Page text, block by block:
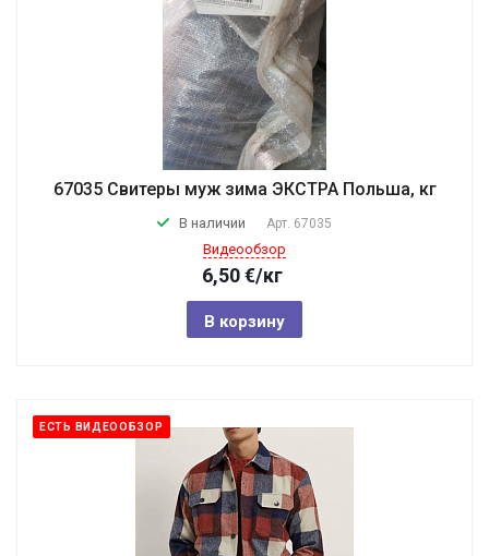
67035 Свитеры муж зима ЭКСТРА Польша, кг
В наличии Арт. 67035
Видеообзор
6,50€/кг
В корзину
ЕСТЬ ВИДЕООБЗОР